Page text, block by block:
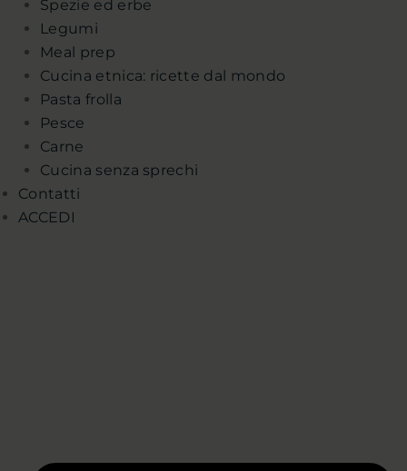
Spezie ed erbe
Legumi
Meal prep
Cucina etnica: ricette dal mondo
Pasta frolla
Pesce
Carne
Cucina senza sprechi
Contatti
ACCEDI